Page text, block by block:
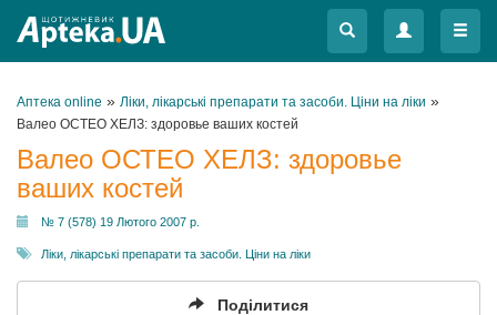
Меню
Меню
Аптека online » Ліки, лікарські препарати та засоби. Ціни на ліки »
Валео ОСТЕО ХЕЛЗ: здоровье ваших костей
Валео ОСТЕО ХЕЛЗ: здоровье
ваших костей
№ 7 (578) 19 Лютого 2007 р.
Ліки, лікарські препарати та засоби. Ціни на ліки
Поділитися